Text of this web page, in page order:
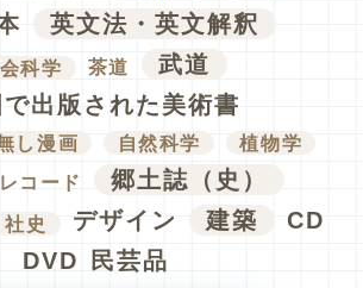
英文法・英文解釈
科学 茶道
武道
出版された美術書
し漫画 自然科学 植物学
レコード
郷土誌（史）
社史 デザイン 建築
CD
DVD
民芸品